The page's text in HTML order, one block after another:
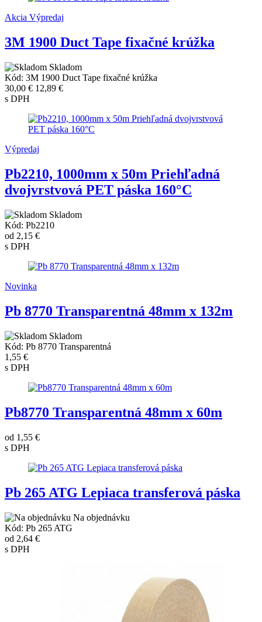
Akcia Výpredaj
3M 1900 Duct Tape fixačné krúžka
Skladom
Kód: 3M 1900 Duct Tape fixačné krúžka
30,00 € 12,89 €
s DPH
Výpredaj
Pb2210, 1000mm x 50m Priehľadná
dvojvrstvová PET páska 160°C
Skladom
Kód: Pb2210
od 2,15 €
s DPH
Novinka
Pb 8770 Transparentná 48mm x 132m
Skladom
Kód: Pb 8770 Transparentná
1,55 €
s DPH
Pb8770 Transparentná 48mm x 60m
od 1,55 €
s DPH
Pb 265 ATG Lepiaca transferová páska
Na objednávku
Kód: Pb 265 ATG
od 2,64 €
s DPH